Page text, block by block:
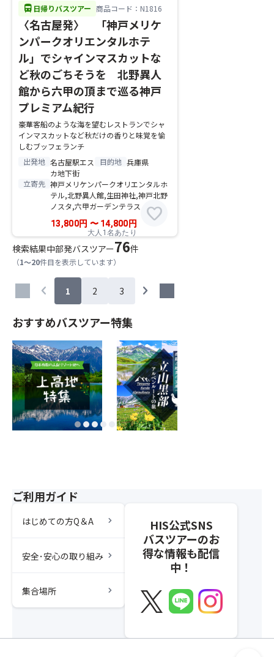
directions_bus 日帰りバスツアー 商品コード：N1816
〈名古屋発〉 「神戸メリケ
ンパークオリエンタルホテ
ル」でシャインマスカットな
ど秋のごちそうを 北野異人
館から六甲の頂まで巡る神戸
プレミアム紀行
豪華客船のような海を望むレストランでシャ
インマスカットなど秋だけの香りと味覚を愉
しむブッフェランチ
出発地 名古屋駅エス
カ地下街
目的地 兵庫県
立寄先 神戸メリケンパークオリエンタルホ
テル,北野異人館,生田神社,神戸北野
ノスタ,六甲ガーデンテラス
13,800円 〜14,800 円
大人1名あたり
favorite
検索結果中部発バスツアー76件
（1～20件目を表示しています）
chevron_left 1 2 3 chevron_right
おすすめバスツアー特集
ご利用ガイド
はじめての方Q＆A chevron_right
安全･安心の取り組み chevron_right
集合場所 chevron_right
HIS公式SNS
バスツアーのお
得な情報も配信
中！